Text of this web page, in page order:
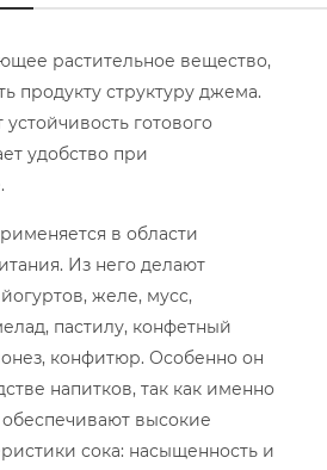
растительное вещество,
продукту структуру джема.
готового
удобство при
в области
Из него делают
желе, мусс,
пастилу, конфетный
конфитюр. Особенно он
напитков, так как именно
высокие
сока: насыщенность и